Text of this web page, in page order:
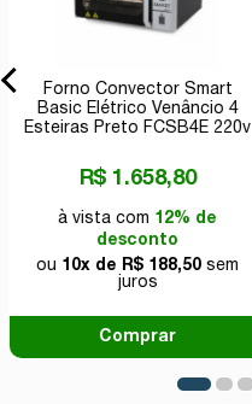
Forno Convector Smart
Basic Elétrico Venâncio 4
Esteiras Preto FCSB4E 220v
R$ 1.658,80
à vista com 12% de
desconto
ou 10x de R$ 188,50 sem
juros
Comprar